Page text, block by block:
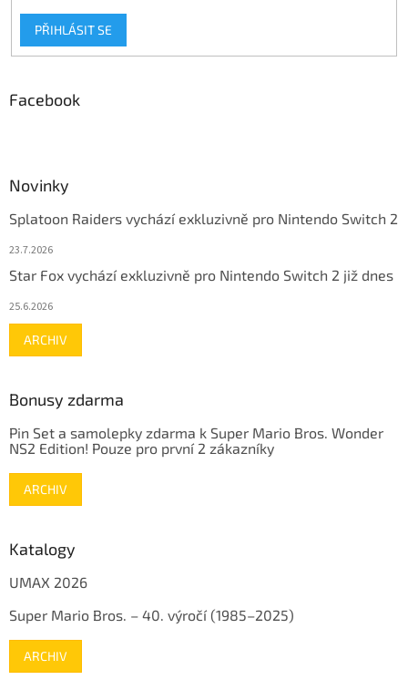
PŘIHLÁSIT SE
Facebook
Novinky
Splatoon Raiders vychází exkluzivně pro Nintendo Switch 2
23.7.2026
Star Fox vychází exkluzivně pro Nintendo Switch 2 již dnes
25.6.2026
ARCHIV
Bonusy zdarma
Pin Set a samolepky zdarma k Super Mario Bros. Wonder
NS2 Edition! Pouze pro první 2 zákazníky
ARCHIV
Katalogy
UMAX 2026
Super Mario Bros. – 40. výročí (1985–2025)
ARCHIV